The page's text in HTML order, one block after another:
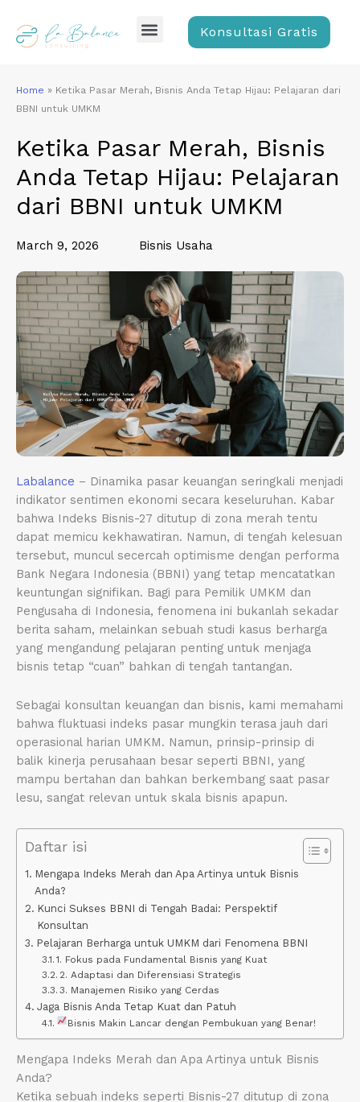
content
Menu Konsultasi Gratis
Home » Ketika Pasar Merah, Bisnis Anda Tetap Hijau: Pelajaran dari
BBNI untuk UMKM
Ketika Pasar Merah, Bisnis
Anda Tetap Hijau: Pelajaran
dari BBNI untuk UMKM
March 9, 2026 Bisnis Usaha
Labalance – Dinamika pasar keuangan seringkali menjadi
indikator sentimen ekonomi secara keseluruhan. Kabar
bahwa Indeks Bisnis-27 ditutup di zona merah tentu
dapat memicu kekhawatiran. Namun, di tengah kelesuan
tersebut, muncul secercah optimisme dengan performa
Bank Negara Indonesia (BBNI) yang tetap mencatatkan
keuntungan signifikan. Bagi para Pemilik UMKM dan
Pengusaha di Indonesia, fenomena ini bukanlah sekadar
berita saham, melainkan sebuah studi kasus berharga
yang mengandung pelajaran penting untuk menjaga
bisnis tetap “cuan” bahkan di tengah tantangan.
Sebagai konsultan keuangan dan bisnis, kami memahami
bahwa fluktuasi indeks pasar mungkin terasa jauh dari
operasional harian UMKM. Namun, prinsip-prinsip di
balik kinerja perusahaan besar seperti BBNI, yang
mampu bertahan dan bahkan berkembang saat pasar
lesu, sangat relevan untuk skala bisnis apapun.
Daftar isi
Mengapa Indeks Merah dan Apa Artinya untuk Bisnis
Anda?
Kunci Sukses BBNI di Tengah Badai: Perspektif
Konsultan
Pelajaran Berharga untuk UMKM dari Fenomena BBNI
1. Fokus pada Fundamental Bisnis yang Kuat
2. Adaptasi dan Diferensiasi Strategis
3. Manajemen Risiko yang Cerdas
Jaga Bisnis Anda Tetap Kuat dan Patuh
Bisnis Makin Lancar dengan Pembukuan yang Benar!
Mengapa Indeks Merah dan Apa Artinya untuk Bisnis
Anda?
Ketika sebuah indeks seperti Bisnis-27 ditutup di zona